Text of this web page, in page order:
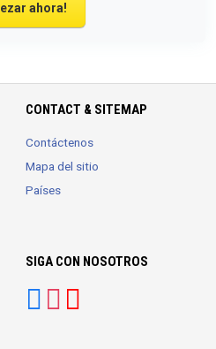
ahora!
CONTACT & SITEMAP
Contáctenos
Mapa del sitio
Países
SIGA CON NOSOTROS